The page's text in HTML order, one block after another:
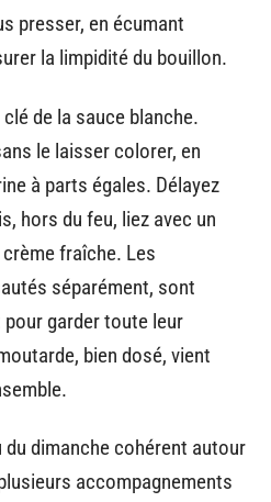
presser, en écumant
la limpidité du bouillon.
de la sauce blanche.
le laisser colorer, en
à parts égales. Délayez
hors du feu, liez avec un
fraîche. Les
séparément, sont
garder toute leur
bien dosé, vient
dimanche cohérent autour
accompagnements